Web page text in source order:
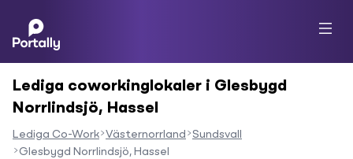
Lediga coworkinglokaler i Glesbygd
Norrlindsjö, Hassel
Lediga Co-Work Västernorrland
Sundsvall
Glesbygd Norrlindsjö, Hassel